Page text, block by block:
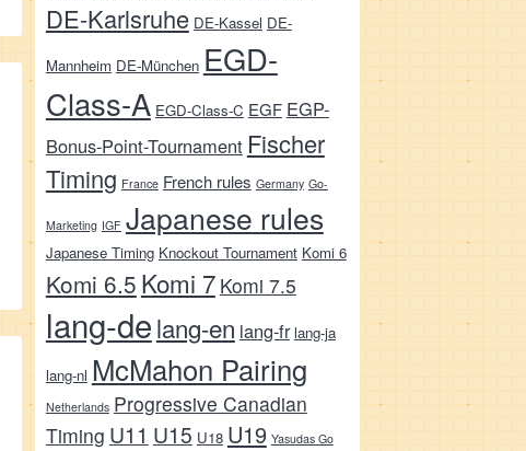
DE-Karlsruhe DE-Kassel DE-
Mannheim DE-München EGD-
Class-A EGD-Class-C EGF EGP-
Bonus-Point-Tournament Fischer
Timing France French rules Germany Go-
Marketing IGF Japanese rules
Japanese Timing Knockout Tournament Komi 6
Komi 6.5 Komi 7 Komi 7.5
lang-delang-en lang-fr lang-ja
lang-nl McMahon Pairing
Netherlands Progressive Canadian
Timing U11 U15 U18 U19 Yasudas Go